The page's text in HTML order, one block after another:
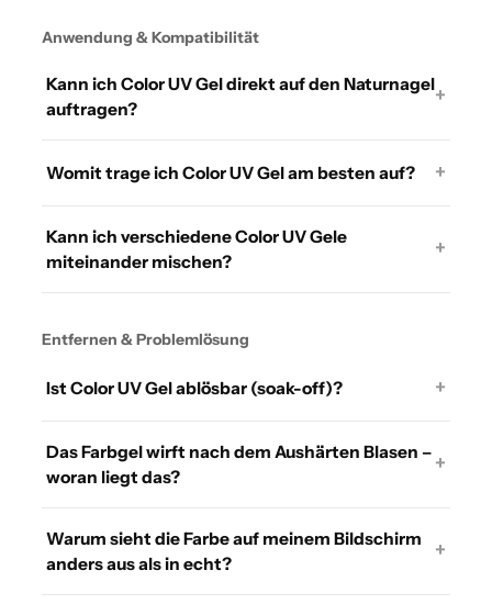
Anwendung & Kompatibilität
Kann ich Color UV Gel direkt auf den Naturnagel
auftragen?
+
Womit trage ich Color UV Gel am besten auf? +
Kann ich verschiedene Color UV Gele
miteinander mischen?
+
Entfernen & Problemlösung
Ist Color UV Gel ablösbar (soak-off)? +
Das Farbgel wirft nach dem Aushärten Blasen –
woran liegt das?
+
Warum sieht die Farbe auf meinem Bildschirm
anders aus als in echt?
+